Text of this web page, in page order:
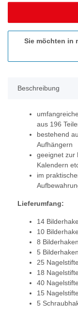
Sie möchten in
Beschreibung
aus 196
bestehend
Aufhängern
geeignet zur
Kalendern
im
Lieferumfang:
14
10
8
5
25
18
40
15
5